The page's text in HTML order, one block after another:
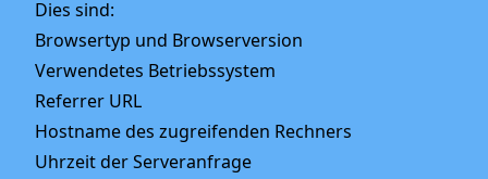
Dies sind:
Browsertyp und Browserversion
Verwendetes Betriebssystem
Referrer URL
Hostname des zugreifenden Rechners
Uhrzeit der Serveranfrage